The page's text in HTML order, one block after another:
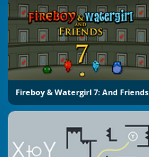
Fireboy & Watergirl 7: And Friends